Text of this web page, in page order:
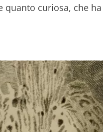
curiosa, che